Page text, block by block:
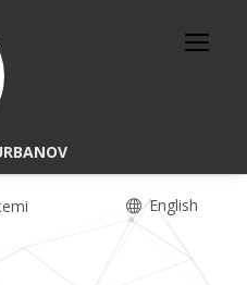
English